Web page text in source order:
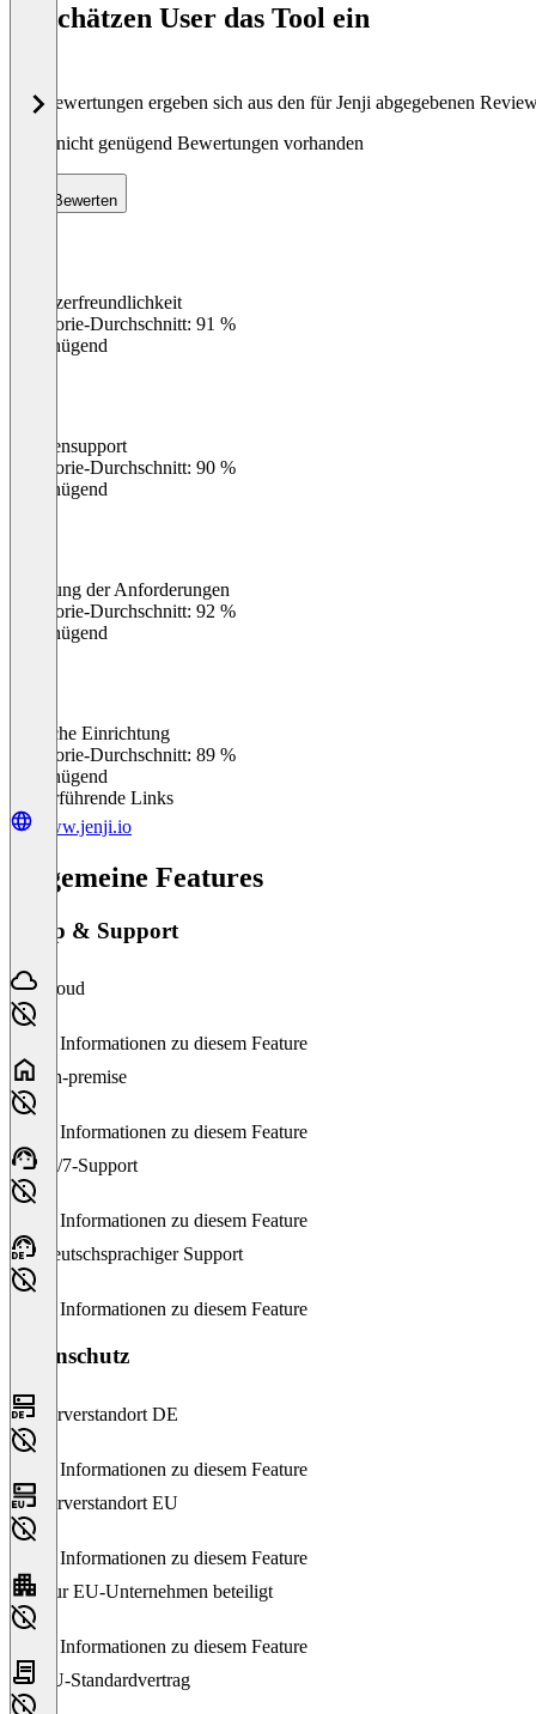
So schätzen User das Tool ein
Die Bewertungen ergeben sich aus den für Jenji abgegebenen
Noch nicht genügend Bewertungen vorhanden
Bewerten
Benutzerfreundlichkeit
Kategorie-Durchschnitt: 91 %
Ungenügend
Kundensupport
Kategorie-Durchschnitt: 90 %
Ungenügend
Erfüllung der Anforderungen
Kategorie-Durchschnitt: 92 %
Ungenügend
Einfache Einrichtung
Kategorie-Durchschnitt: 89 %
Ungenügend
Weiterführende Links
www.jenji.io
Allgemeine Features
Setup & Support
Cloud
Keine Informationen zu diesem Feature
On-premise
Keine Informationen zu diesem Feature
24/7-Support
Keine Informationen zu diesem Feature
Deutschsprachiger Support
Keine Informationen zu diesem Feature
Datenschutz
Serverstandort DE
Keine Informationen zu diesem Feature
Serverstandort EU
Keine Informationen zu diesem Feature
Nur EU-Unternehmen beteiligt
Keine Informationen zu diesem Feature
EU-Standardvertrag